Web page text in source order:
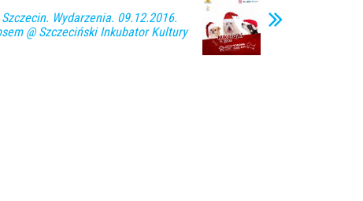
Szczecin. Wydarzenia. 09.12.2016.
@ Szczeciński Inkubator Kultury